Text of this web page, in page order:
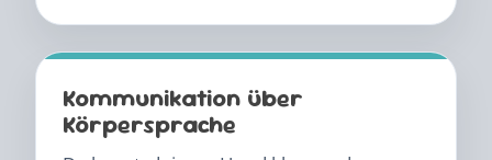
Kommunikation über
Körpersprache